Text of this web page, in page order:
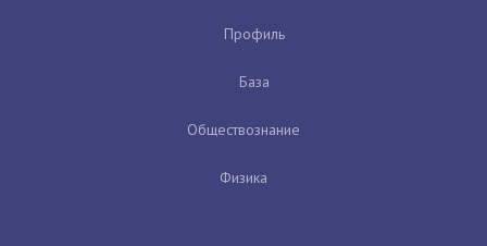
Профиль
База
Обществознание
Физика